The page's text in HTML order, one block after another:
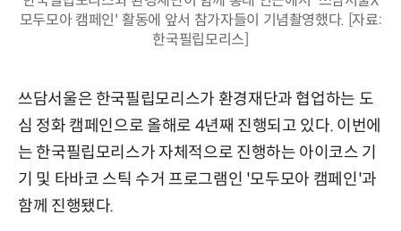
모두모아 캠페인' 활동에 앞서 참가자들이 기념촬영했다. [자료:
한국필립모리스]
쓰담서울은 한국필립모리스가 환경재단과 협업하는 도
심 정화 캠페인으로 올해로 4년째 진행되고 있다. 이번에
는 한국필립모리스가 자체적으로 진행하는 아이코스 기
기 및 타바코 스틱 수거 프로그램인 '모두모아 캠페인'과
함께 진행됐다.